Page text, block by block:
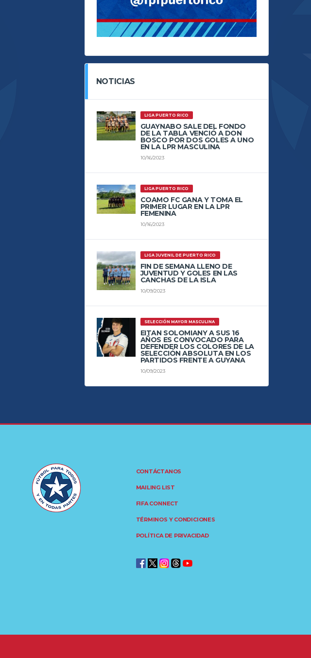
NOTICIAS
LIGA PUERTO RICO
GUAYNABO SALE DEL FONDO
DE LA TABLA VENCIÓ A DON
BOSCO POR DOS GOLES A UNO
EN LA LPR MASCULINA
10/16/2023
LIGA PUERTO RICO
COAMO FC GANA Y TOMA EL
PRIMER LUGAR EN LA LPR
FEMENINA
10/16/2023
LIGA JUVENIL DE PUERTO RICO
FIN DE SEMANA LLENO DE
JUVENTUD Y GOLES EN LAS
CANCHAS DE LA ISLA
10/09/2023
SELECCIÓN MAYOR MASCULINA
EITAN SOLOMIANY A SUS 16
AÑOS ES CONVOCADO PARA
DEFENDER LOS COLORES DE LA
SELECCIÓN ABSOLUTA EN LOS
PARTIDOS FRENTE A GUYANA
10/09/2023
CONTÁCTANOS
MAILING LIST
FIFA CONNECT
TÉRMINOS Y CONDICIONES
POLÍTICA DE PRIVACIDAD